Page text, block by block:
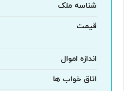
شناسه ملک
قیمت
اندازه اموال
اتاق خواب ها